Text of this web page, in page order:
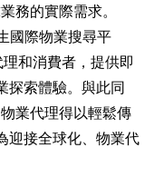
務的實際需求。
國際物業搜尋平
和消費者，提供即
探索體驗。與此同
業代理得以輕鬆傳
迎接全球化、物業代